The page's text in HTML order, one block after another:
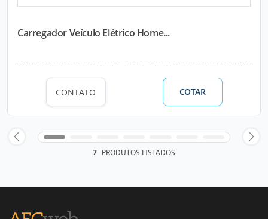
Carregador Veículo Elétrico Home...
CONTATO COTAR
7 PRODUTOS LISTADOS